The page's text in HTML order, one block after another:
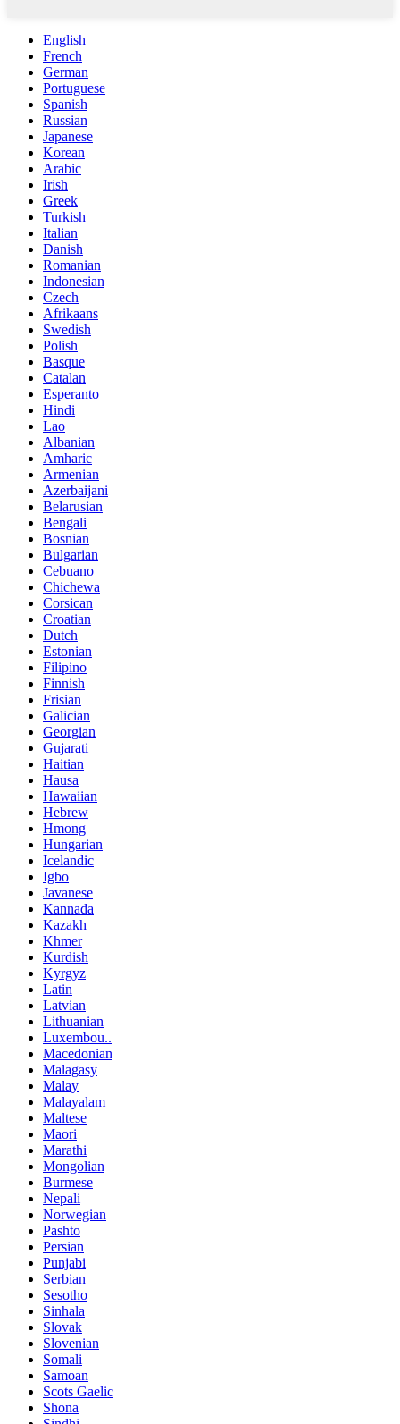
English
French
German
Portuguese
Spanish
Russian
Japanese
Korean
Arabic
Irish
Greek
Turkish
Italian
Danish
Romanian
Indonesian
Czech
Afrikaans
Swedish
Polish
Basque
Catalan
Esperanto
Hindi
Lao
Albanian
Amharic
Armenian
Azerbaijani
Belarusian
Bengali
Bosnian
Bulgarian
Cebuano
Chichewa
Corsican
Croatian
Dutch
Estonian
Filipino
Finnish
Frisian
Galician
Georgian
Gujarati
Haitian
Hausa
Hawaiian
Hebrew
Hmong
Hungarian
Icelandic
Igbo
Javanese
Kannada
Kazakh
Khmer
Kurdish
Kyrgyz
Latin
Latvian
Lithuanian
Luxembou..
Macedonian
Malagasy
Malay
Malayalam
Maltese
Maori
Marathi
Mongolian
Burmese
Nepali
Norwegian
Pashto
Persian
Punjabi
Serbian
Sesotho
Sinhala
Slovak
Slovenian
Somali
Samoan
Scots Gaelic
Shona